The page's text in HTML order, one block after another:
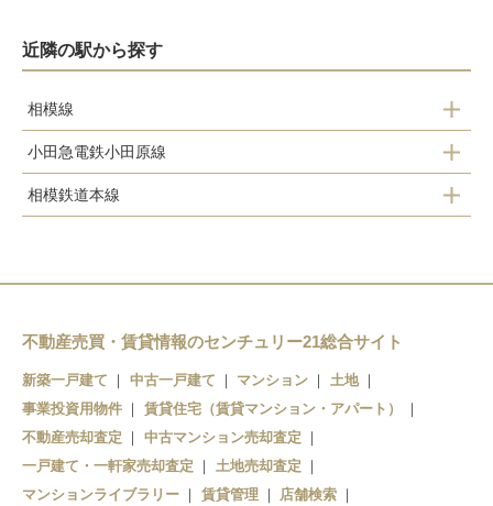
近隣の駅から探す
相模線
海老名駅
厚木駅
小田急電鉄小田原線
海老名駅
相模鉄道本線
かしわ台駅
海老名駅
不動産売買・賃貸情報のセンチュリー21総合サイト
新築一戸建て 中古一戸建て マンション
土地
事業投資用物件
賃貸住宅（賃貸マンション・アパート）
不動産売却査定
中古マンション売却査定
一戸建て・一軒家売却査定
土地売却査定
マンションライブラリー
賃貸管理
店舗検索